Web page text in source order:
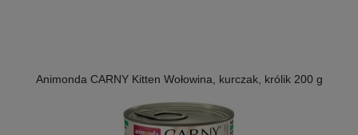
Animonda CARNY Kitten Wołowina, kurczak, królik 200 g